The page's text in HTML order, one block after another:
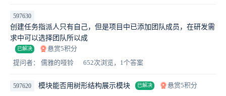
597630
创建任务指派人只有自己，但是项目中已添加团队成员，在研发需
求中可以选择团队所以成
已解决
悬赏5积分
提问者： 儒雅的哑铃
652次浏览，1个答案
597620 模块能否用树形结构展示模块 已解决
悬赏5积分